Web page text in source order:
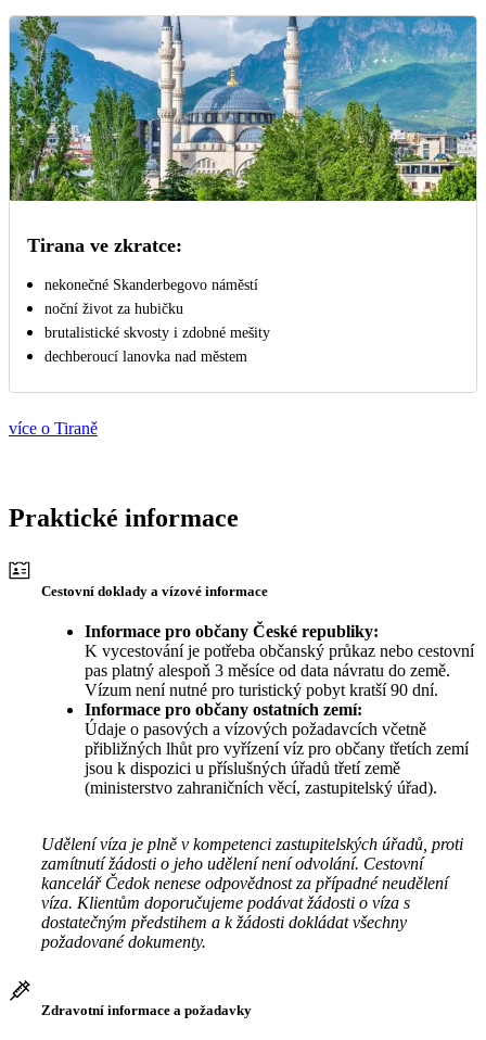
Tirana ve zkratce:
nekonečné Skanderbegovo náměstí
noční život za hubičku
brutalistické skvosty i zdobné mešity
dechberoucí lanovka nad městem
více o Tiraně
Praktické informace
Cestovní doklady a vízové informace
Informace pro občany České republiky:
K vycestování je potřeba občanský průkaz nebo cestovní
pas platný alespoň 3 měsíce od data návratu do země.
Vízum není nutné pro turistický pobyt kratší 90 dní.
Informace pro občany ostatních zemí:
Údaje o pasových a vízových požadavcích včetně
přibližných lhůt pro vyřízení víz pro občany třetích zemí
jsou k dispozici u příslušných úřadů třetí země
(ministerstvo zahraničních věcí, zastupitelský úřad).
Udělení víza je plně v kompetenci zastupitelských úřadů, proti
zamítnutí žádosti o jeho udělení není odvolání. Cestovní
kancelář Čedok nenese odpovědnost za případné neudělení
víza. Klientům doporučujeme podávat žádosti o víza s
dostatečným předstihem a k žádosti dokládat všechny
požadované dokumenty.
Zdravotní informace a požadavky